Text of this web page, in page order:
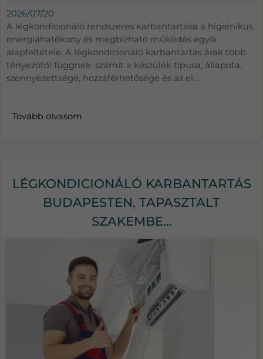
2026/07/20
A légkondicionáló rendszeres karbantartása a higiénikus,
energiahatékony és megbízható működés egyik
alapfeltétele. A légkondicionáló karbantartás árak több
tényezőtől függnek: számít a készülék típusa, állapota,
szennyezettsége, hozzáférhetősége és az el...
Tovább olvasom
LÉGKONDICIONÁLÓ KARBANTARTÁS
BUDAPESTEN, TAPASZTALT
SZAKEMBE...